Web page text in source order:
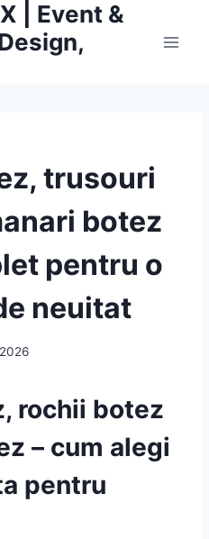
| Event &
trusouri
botez
pentru o
neuitat
rochii botez
– cum alegi
pentru